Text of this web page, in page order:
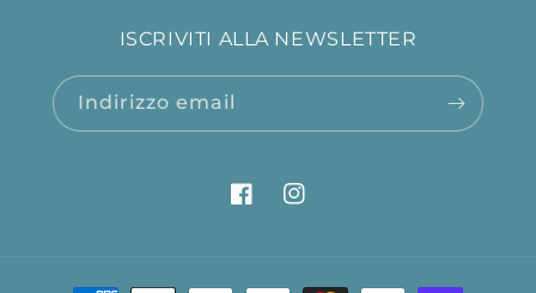
ISCRIVITI ALLA NEWSLETTER
Indirizzo email
FacebookInstagram